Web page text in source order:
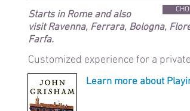
Starts in Rome and also
visitRavenna, Ferrara, Bologna,
Farfa.
Customized experience for a
Learn more about